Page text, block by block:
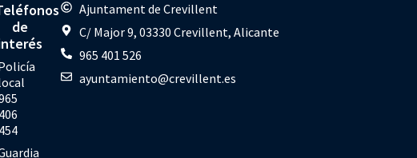
de
406
454
Ajuntament de Crevillent
C/ Major 9, 03330 Crevillent, Alicante
965 401 526
ayuntamiento@crevillent.es